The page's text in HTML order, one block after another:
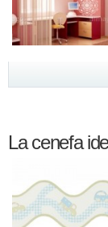
La cenefa